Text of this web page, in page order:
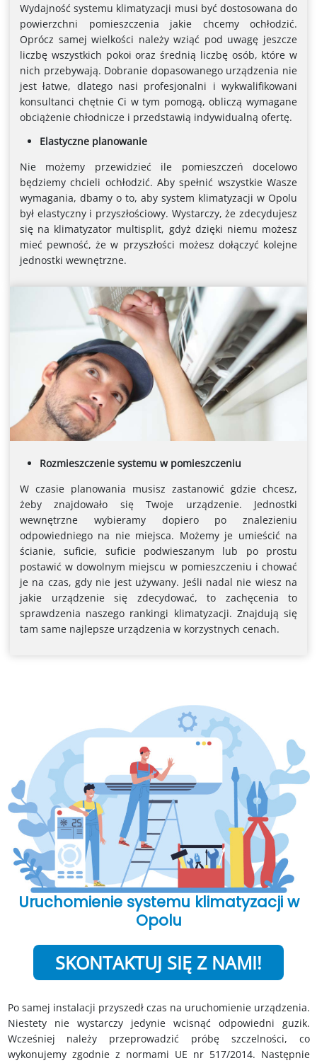
Wydajność systemu klimatyzacji musi być dostosowana do
powierzchni pomieszczenia jakie chcemy ochłodzić.
Oprócz samej wielkości należy wziąć pod uwagę jeszcze
liczbę wszystkich pokoi oraz średnią liczbę osób, które w
nich przebywają. Dobranie dopasowanego urządzenia nie
jest łatwe, dlatego nasi profesjonalni i wykwalifikowani
konsultanci chętnie Ci w tym pomogą, obliczą wymagane
obciążenie chłodnicze i przedstawią indywidualną ofertę.
Elastyczne planowanie
Nie możemy przewidzieć ile pomieszczeń docelowo
będziemy chcieli ochłodzić. Aby spełnić wszystkie Wasze
wymagania, dbamy o to, aby system klimatyzacji w Opolu
był elastyczny i przyszłościowy. Wystarczy, że zdecydujesz
się na klimatyzator multisplit, gdyż dzięki niemu możesz
mieć pewność, że w przyszłości możesz dołączyć kolejne
jednostki wewnętrzne.
Rozmieszczenie systemu w pomieszczeniu
W czasie planowania musisz zastanowić gdzie chcesz,
żeby znajdowało się Twoje urządzenie. Jednostki
wewnętrzne wybieramy dopiero po znalezieniu
odpowiedniego na nie miejsca. Możemy je umieścić na
ścianie, suficie, suficie podwieszanym lub po prostu
postawić w dowolnym miejscu w pomieszczeniu i chować
je na czas, gdy nie jest używany. Jeśli nadal nie wiesz na
jakie urządzenie się zdecydować, to zachęcenia to
sprawdzenia naszego rankingi klimatyzacji. Znajdują się
tam same najlepsze urządzenia w korzystnych cenach.
Uruchomienie systemu klimatyzacji w
Opolu
SKONTAKTUJ SIĘ Z NAMI!
Po samej instalacji przyszedł czas na uruchomienie urządzenia.
Niestety nie wystarczy jedynie wcisnąć odpowiedni guzik.
Wcześniej należy przeprowadzić próbę szczelności, co
wykonujemy zgodnie z normami UE nr 517/2014. Następnie